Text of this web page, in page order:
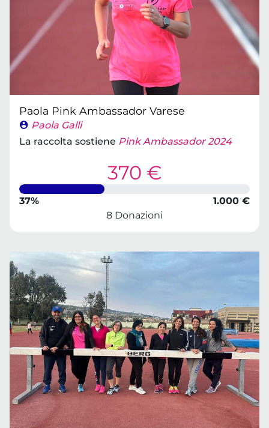
Paola Pink Ambassador Varese
Paola Galli
La raccolta sostiene Pink Ambassador 2024
370 €
37%
1.000 €
8 Donazioni